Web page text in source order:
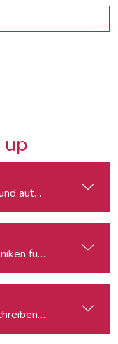
authentisch
für TV und Web
für